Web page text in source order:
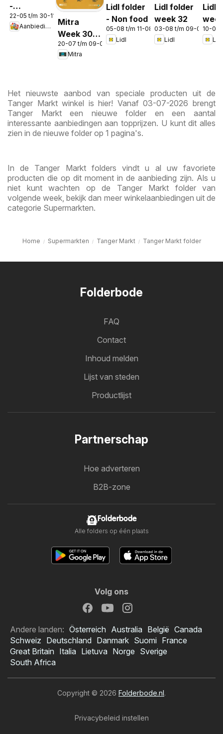
-
Aanbiedingen
in de app
22-05 t/m 30-11-2026
Aanbiedingen
Mitra
Week 30 &
31
20-07 t/m 09-08-2026
Mitra
Lidl folder
- Non food
05-08 t/m 11-08-2026
Lidl
Lidl folder
week 32
03-08 t/m 09-08-2026
Lidl
Lidl
10-08
Lidl
Het nieuwste aanbod van speciale producten uit de
Tanger Markt winkel is hier! Vanaf 03-07-2026 brengt
Tanger Markt een nieuwe folder en een aantal
interessante aanbiedingen aan topprijzen. U kunt dit alles
zien in de nieuwe folder op 1 pagina's.
In de Tanger Markt folders vindt u al uw favoriete
producten die op dit moment in de aanbieding zijn. Als u
niet kunt wachten op de Tanger Markt folder van
volgende week, bekijk dan meer winkelaanbiedingen uit de
categorie Supermarkten.
Home Supermarkten Tanger Markt Tanger Markt folder
Folderbode
FAQ
Contact
Inhoud melden
Lijst van steden
Productlijst
Partnerschap
Hoe adverteren
B2B-zone
Folderbode
Alle folders op één plaats
Volg ons
Andere landen: Österreich Australia België Canada
Schweiz Deutschland Danmark Suomi France
Great Britain Italia Lietuva Norge Sverige
South Africa
Copyright © 2026 Folderbode.nl.
Privacybeleid instellen